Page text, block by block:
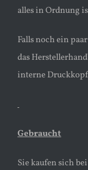
alles in Ordnung
Falls noch ein
das
interne
Gebraucht
Sie kaufen sich